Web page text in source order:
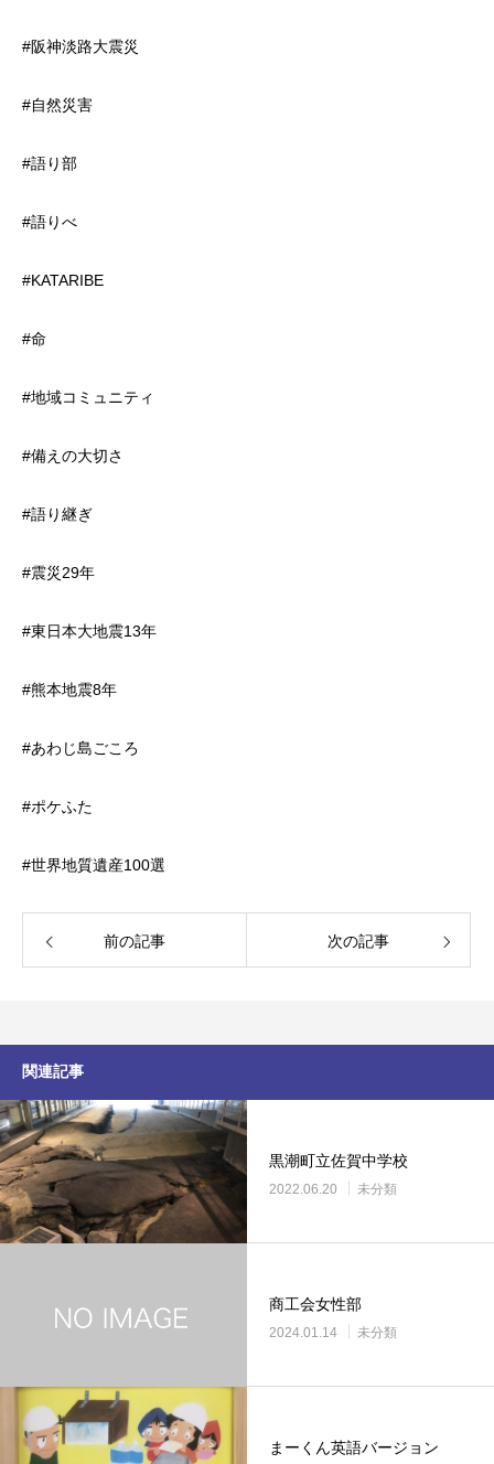
#阪神淡路大震災
#自然災害
#語り部
#語りべ
#KATARIBE
#命
#地域コミュニティ
#備えの大切さ
#語り継ぎ
#震災29年
#東日本大地震13年
#熊本地震8年
#あわじ島ごころ
#ポケふた
#世界地質遺産100選
前の記事 次の記事
関連記事
黒潮町立佐賀中学校
2022.06.20 未分類
商工会女性部
2024.01.14 未分類
まーくん英語バージョン